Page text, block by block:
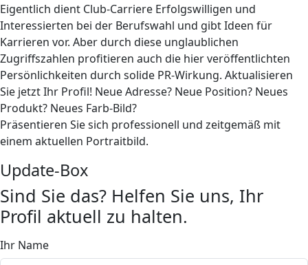
Eigentlich dient Club-Carriere Erfolgswilligen und
Interessierten bei der Berufswahl und gibt Ideen für
Karrieren vor. Aber durch diese unglaublichen
Zugriffszahlen profitieren auch die hier veröffentlichten
Persönlichkeiten durch solide PR-Wirkung. Aktualisieren
Sie jetzt Ihr Profil! Neue Adresse? Neue Position? Neues
Produkt? Neues Farb-Bild?
Präsentieren Sie sich professionell und zeitgemäß mit
einem aktuellen Portraitbild.
Update-Box
Sind Sie das? Helfen Sie uns, Ihr
Profil aktuell zu halten.
Ihr Name